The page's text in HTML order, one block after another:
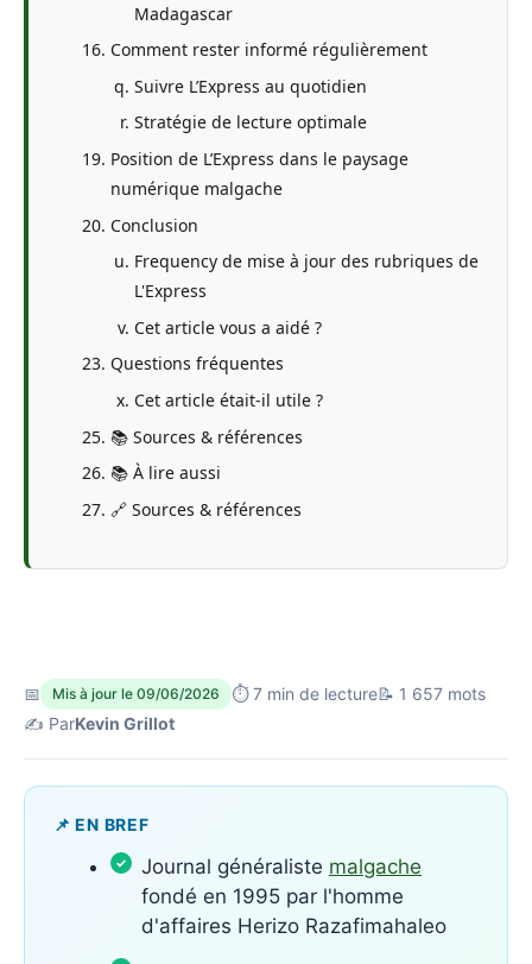
Madagascar
Comment rester informé régulièrement
Suivre L’Express au quotidien
Stratégie de lecture optimale
Position de L’Express dans le paysage
numérique malgache
Conclusion
Frequency de mise à jour des rubriques de
L'Express
Cet article vous a aidé ?
Questions fréquentes
Cet article était-il utile ?
📚 Sources & références
📚 À lire aussi
🔗 Sources & références
📅 Mis à jour le 09/06/2026 ⏱ 7 min de lecture📝 1 657 mots
✍️ ParKevin Grillot
📌 EN BREF
Journal généraliste malgache
fondé en 1995 par l'homme
d'affaires Herizo Razafimahaleo